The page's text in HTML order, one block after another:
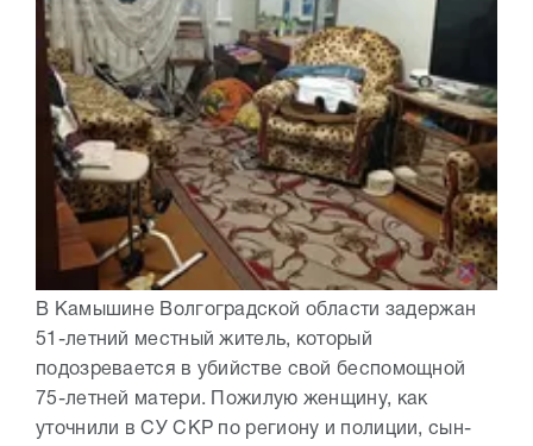
В Камышине Волгоградской области задержан
51-летний местный житель, который
подозревается в убийстве свой беспомощной
75-летней матери. Пожилую женщину, как
уточнили в СУ СКР по региону и полиции, сын-